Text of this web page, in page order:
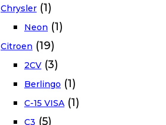
Chrysler (1)
Neon (1)
Citroen (19)
2CV (3)
Berlingo (1)
C-15 VISA (1)
C3 (5)